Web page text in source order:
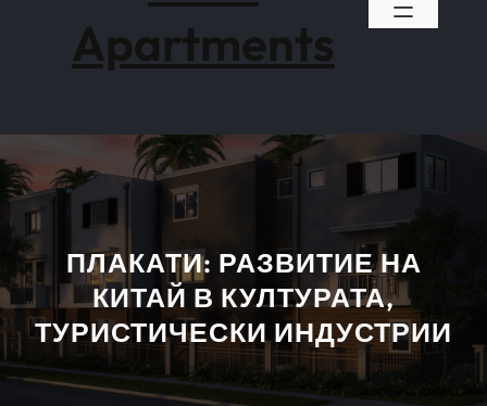
Apartments
ПЛАКАТИ: РАЗВИТИЕ НА
КИТАЙ В КУЛТУРАТА,
ТУРИСТИЧЕСКИ ИНДУСТРИИ